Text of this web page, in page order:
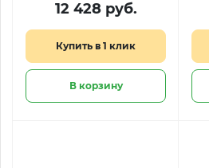
12 428 руб.
Купить в 1 клик
В корзину